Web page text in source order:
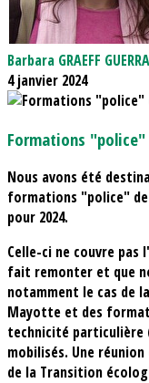
Barbara GRAEFF GUERRA
4 janvier 2024
Formations "police"
Nous avons été
formations "police" de
pour 2024.
Celle-ci ne couvre pas
fait remonter et que
notamment le cas de
Mayotte et des
technicité particulière
mobilisés. Une
de la Transition